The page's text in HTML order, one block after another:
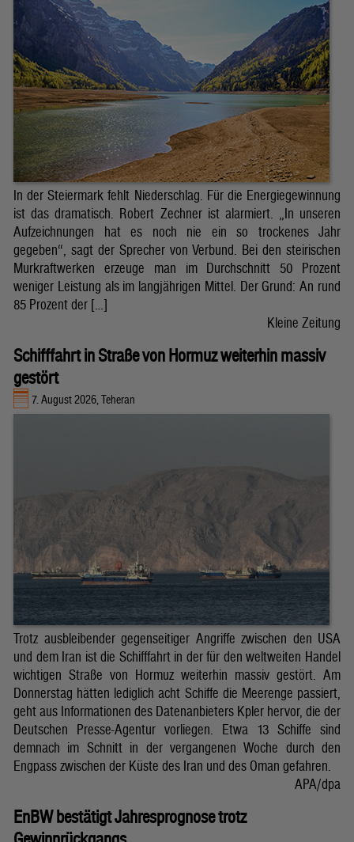
In der Steiermark fehlt Niederschlag. Für die Energiegewinnung
ist das dramatisch. Robert Zechner ist alarmiert. „In unseren
Aufzeichnungen hat es noch nie ein so trockenes Jahr
gegeben“, sagt der Sprecher von Verbund. Bei den steirischen
Murkraftwerken erzeuge man im Durchschnitt 50 Prozent
weniger Leistung als im langjährigen Mittel. Der Grund: An rund
85 Prozent der […]
Kleine Zeitung
Schifffahrt in Straße von Hormuz weiterhin massiv
gestört
7. August 2026, Teheran
Trotz ausbleibender gegenseitiger Angriffe zwischen den USA
und dem Iran ist die Schifffahrt in der für den weltweiten Handel
wichtigen Straße von Hormuz weiterhin massiv gestört. Am
Donnerstag hätten lediglich acht Schiffe die Meerenge passiert,
geht aus Informationen des Datenanbieters Kpler hervor, die der
Deutschen Presse-Agentur vorliegen. Etwa 13 Schiffe sind
demnach im Schnitt in der vergangenen Woche durch den
Engpass zwischen der Küste des Iran und des Oman gefahren.
APA/dpa
EnBW bestätigt Jahresprognose trotz